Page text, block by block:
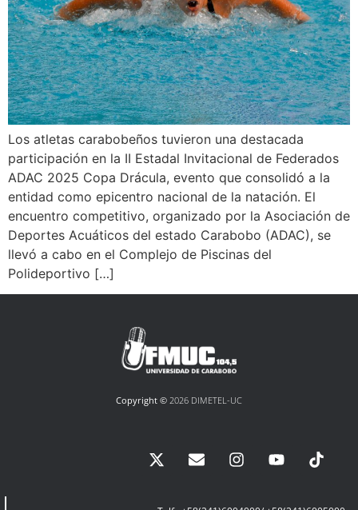
Los atletas carabobeños tuvieron una destacada
participación en la II Estadal Invitacional de Federados
ADAC 2025 Copa Drácula, evento que consolidó a la
entidad como epicentro nacional de la natación. El
encuentro competitivo, organizado por la Asociación de
Deportes Acuáticos del estado Carabobo (ADAC), se
llevó a cabo en el Complejo de Piscinas del
Polideportivo […]
Copyright © 2026 DIMETEL-UC